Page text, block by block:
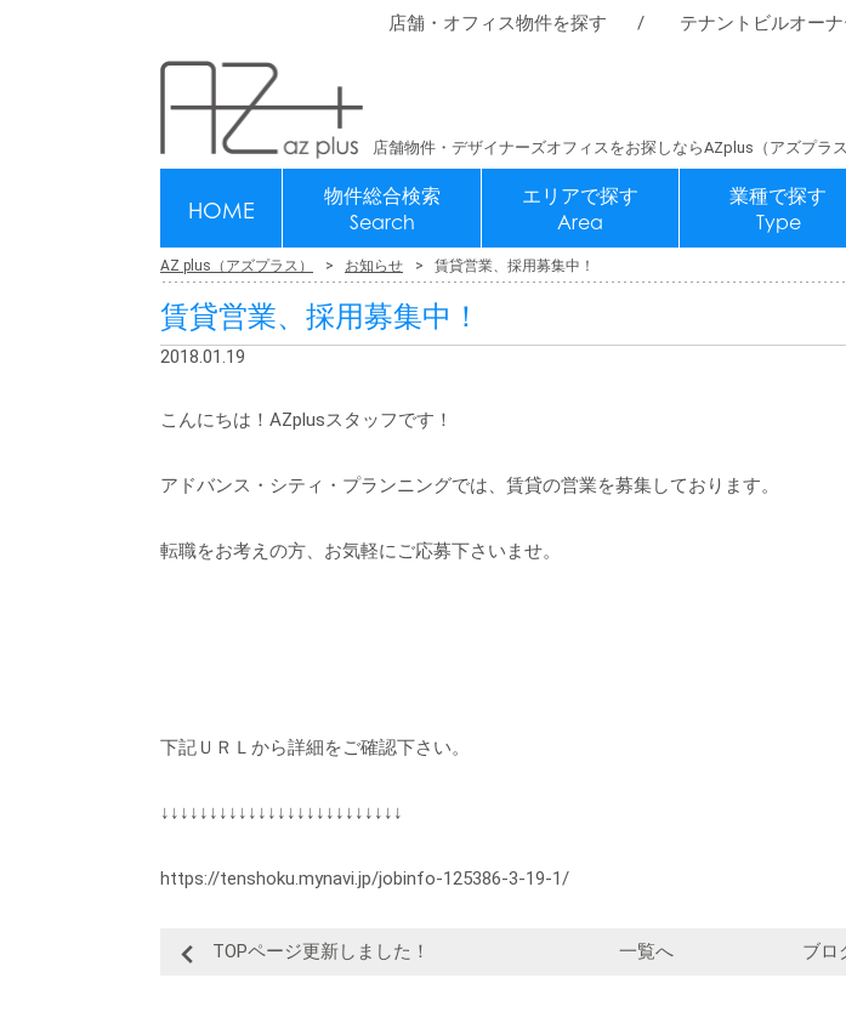
店舗物件・デザイナーズオフィスをお探しならAZplus（アズプラス
店舗・オフィス物件を探す テナントビルオー
HOME
物件総合検索
Search
エリアで探す
Area
業種で探す
Type
AZ plus（アズプラス） お知らせ 賃貸営業、採用募集中！
賃貸営業、採用募集中！
2018.01.19
こんにちは！AZplusスタッフです！
アドバンス・シティ・プランニングでは、賃貸の営業を募集しております。
転職をお考えの方、お気軽にご応募下さいませ。
下記ＵＲＬから詳細をご確認下さい。
↓↓↓↓↓↓↓↓↓↓↓↓↓↓↓↓↓↓↓↓↓↓↓↓↓
https://tenshoku.mynavi.jp/jobinfo-125386-3-19-1/
TOPページ更新しました！ 一覧へ ブロ